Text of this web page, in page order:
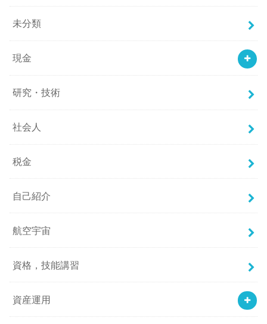
未分類
現金
研究・技術
社会人
税金
自己紹介
航空宇宙
資格，技能講習
資産運用